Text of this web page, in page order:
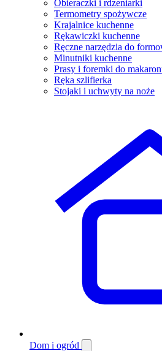
Obieraczki i rdzeniarki
Termometry spożywcze
Krajalnice kuchenne
Rękawiczki kuchenne
Ręczne narzędzia do
Minutniki kuchenne
Prasy i foremki do
Ręka szlifierka
Stojaki i uchwyty na noże
Dom i ogród